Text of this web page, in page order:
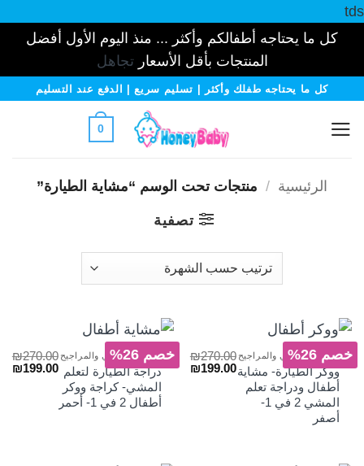
tds
كل ما يحتاجه أطفالكم وأكثر ... منذ اليوم الأول أفضل
المنتجات بأقل الأسعارتجاهل
تخطيكل ما يحتاجه طفلك وأكثر | تسليم سريع | الدفع عند التسليم
0
الرئيسية / منتجات تحت الوسم “مشاية الطيارة”
تصفية
خصم 26%
دراجات المشي والمراجيح
ووكر الطيارة- مشاية
أطفال ودراجة تعلم
المشي 2 في 1-
أصفر
₪270.00
السعر ₪199.00
السعر
الحالي
خصم 26%
دراجات المشي والمراجيح
دراجة الطيارة لتعلم
المشي- كراجة ووكر
أطفال 2 في 1- أحمر
₪270.00
السعر ₪199.00